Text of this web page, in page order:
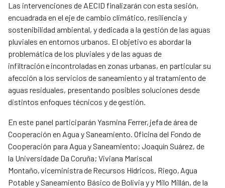
Las intervenciones de AECID finalizarán con esta sesión,
encuadrada en el eje de cambio climático, resiliencia y
sostenibilidad ambiental, y dedicada a la gestión de las aguas
pluviales en entornos urbanos. El objetivo es abordar la
problemática de los pluviales y de las aguas de
infiltración e incontroladas en zonas urbanas, en particular su
afección a los servicios de saneamiento y al tratamiento de
aguas residuales, presentando posibles soluciones desde
distintos enfoques técnicos y de gestión.
En este panel participarán Yasmina Ferrer, jefa de área de
Cooperación en Agua y Saneamiento. Oficina del Fondo de
Cooperación para Agua y Saneamiento; Joaquín Suárez, de
la Universidade Da Coruña; Viviana Mariscal
Montaño, viceministra de Recursos Hídricos, Riego, Agua
Potable y Saneamiento Básico de Bolivia y y Milo Millán, de la